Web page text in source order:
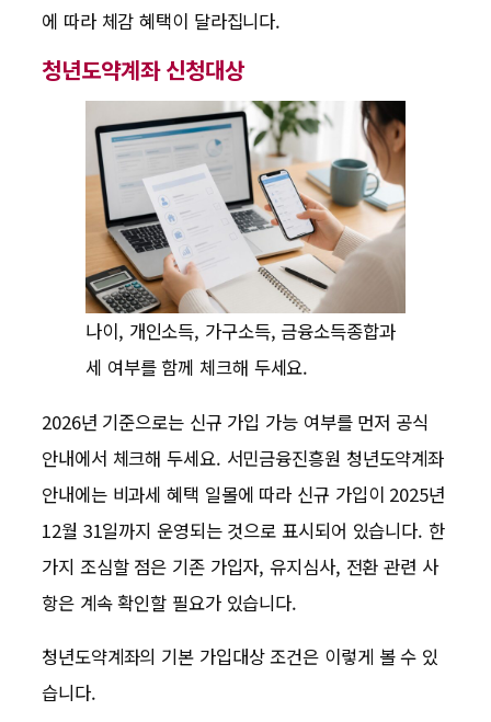
에 따라 체감 혜택이 달라집니다.
청년도약계좌 신청대상
나이, 개인소득, 가구소득, 금융소득종합과
세 여부를 함께 체크해 두세요.
2026년 기준으로는 신규 가입 가능 여부를 먼저 공식
안내에서 체크해 두세요. 서민금융진흥원 청년도약계좌
안내에는 비과세 혜택 일몰에 따라 신규 가입이 2025년
12월 31일까지 운영되는 것으로 표시되어 있습니다. 한
가지 조심할 점은 기존 가입자, 유지심사, 전환 관련 사
항은 계속 확인할 필요가 있습니다.
청년도약계좌의 기본 가입대상 조건은 이렇게 볼 수 있
습니다.